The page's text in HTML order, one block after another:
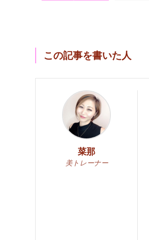
この記事を書いた人
菜那
美トレーナー